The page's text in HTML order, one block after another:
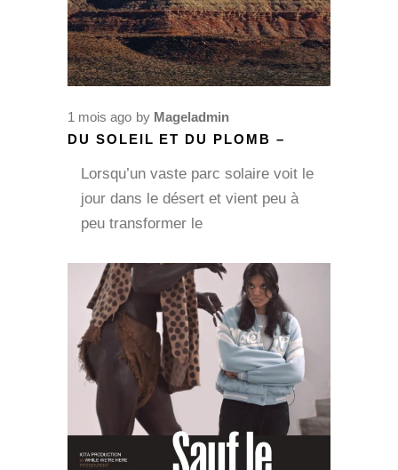
1 mois ago by Mageladmin
DU SOLEIL ET DU PLOMB –
Lorsqu’un vaste parc solaire voit le
jour dans le désert et vient peu à
peu transformer le